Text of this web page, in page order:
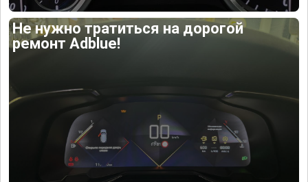
Не нужно тратиться на дорогой
ремонт Adblue!